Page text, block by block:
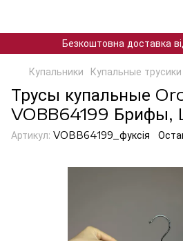
Безкоштовна доставка
Купальники Купальные трусики
Трусы купальные
VOBB64199 Брифы,
Артикул: VOBB64199_фуксiя